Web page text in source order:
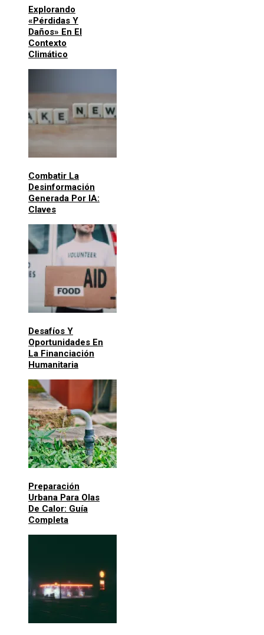
Explorando
«pérdidas Y
Daños» En El
Contexto
Climático
Combatir La
Desinformación
Generada Por IA:
Claves
Desafíos Y
Oportunidades En
La Financiación
Humanitaria
Preparación
Urbana Para Olas
De Calor: Guía
Completa